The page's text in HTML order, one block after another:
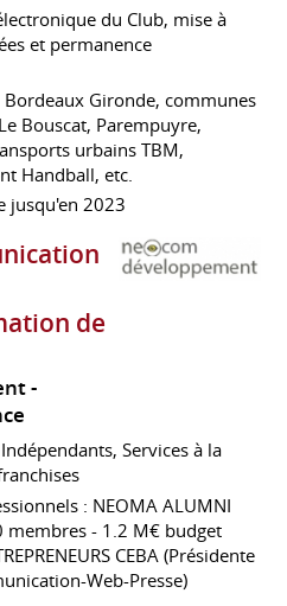
du Club, mise à
et permanence
Bordeaux Gironde, communes
Bouscat, Parempuyre,
urbains TBM,
Handball, etc.
jusqu'en 2023
de
Services à la
: NEOMA ALUMNI
- 1.2 M€ budget
CEBA (Présidente
Web-Presse)